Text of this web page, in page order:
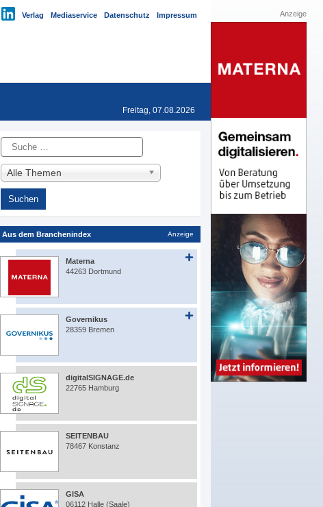
Verlag Mediaservice Datenschutz Impressum
Freitag, 07.08.2026
Suche
Alle Themen
Aus dem Branchenindex Anzeige
Materna
44263 Dortmund
Governikus
28359 Bremen
digitalSIGNAGE.de
22765 Hamburg
SEITENBAU
78467 Konstanz
GISA
06112 Halle (Saale)
Anzeige